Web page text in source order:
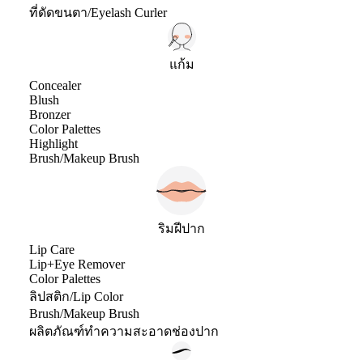
ที่ดัดขนตา/Eyelash Curler
แก้ม
Concealer
Blush
Bronzer
Color Palettes
Highlight
Brush/Makeup Brush
ริมฝีปาก
Lip Care
Lip+Eye Remover
Color Palettes
ลิปสติก/Lip Color
Brush/Makeup Brush
ผลิตภัณฑ์ทำความสะอาดช่องปาก